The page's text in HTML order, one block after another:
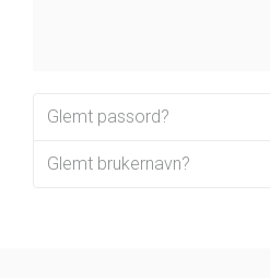
Glemt passord?
Glemt brukernavn?